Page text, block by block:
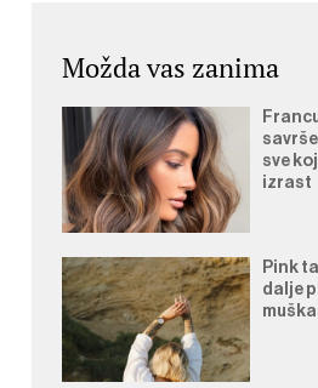
Možda vas zanima
sve
izrast
Pink
dalje